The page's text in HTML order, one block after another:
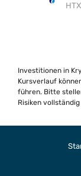
HTX
Investitionen in
Kursverlauf
führen. Bitte
Risiken